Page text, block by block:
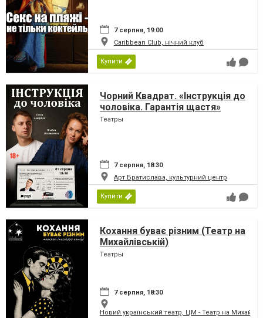
7 серпня, 19:00
Caribbean Club, нічний клуб
Купити
Чорний Квадрат. «Інструкція до
чоловіка. Гарантія щастя»
Театры
7 серпня, 18:30
Арт Братислава, культурний центр
Купити
Кохання буває різним (Театр на
Михайлівській)
Театры
7 серпня, 18:30
Новий український театр, ЦМ - Театр на